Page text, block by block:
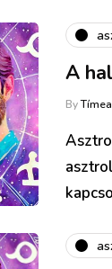
A
ByTímea